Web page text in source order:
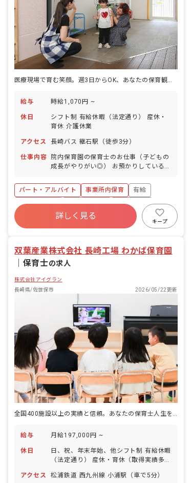
医療現場で育む笑顔。週3日からOK、あなたの保育観を活かせる職場
給与 時給1,070円 ~
休日
シフト制 有給休暇（法定通り） 産休・
育休 介護休業
アクセス 長崎バス 継石駅（徒歩3分）
仕事内容
院内保育園の保育士のお仕事（子どもの
成長がやりがい◎） お預かりしている子
食事・睡眠・排泄・清潔・衣類の着脱等
・集団生活を通じた社会性の装着 ・行事
の計画・実行、お知らせの作成
パート・アルバイト 事業所内保育
有給
福利厚生充実
産休育休制度
未経験歓迎
WEB面接OK
詳しく見る
キープ
双葉産業株式会社 長崎工場 わかば保育園
保育士の求人
株式会社アイグラン
長崎県/佐世保市
2026/05/22更新
給与 月給197,000円 ~
休日
日、祝、年末年始、他シフト制 有給休暇
（法定通り） 産休・育休（取得実績多
日
アクセス 松浦鉄道 西九州線 小浦駅（車で5分）